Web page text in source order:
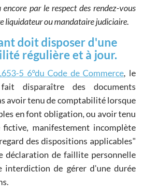
par le respect des rendez-vous
liquidateur ou mandataire judiciaire.
doit disposer d'une
régulière et à jour.
5 6°du Code de Commerce, le
disparaître des documents
avoir tenu de comptabilité lorsque
en font obligation, ou avoir tenu
manifestement incomplète
des dispositions applicables
déclaration de faillite personnelle
interdiction de gérer d'une durée